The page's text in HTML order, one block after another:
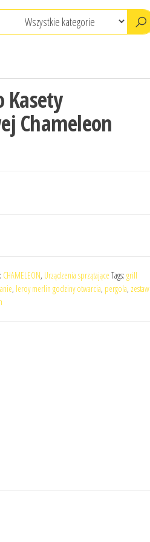
Kasety
Chameleon
CHAMELEON, Urządzenia sprzątające Tags: grill
, leroy merlin godziny otwarcia, pergola, zestaw